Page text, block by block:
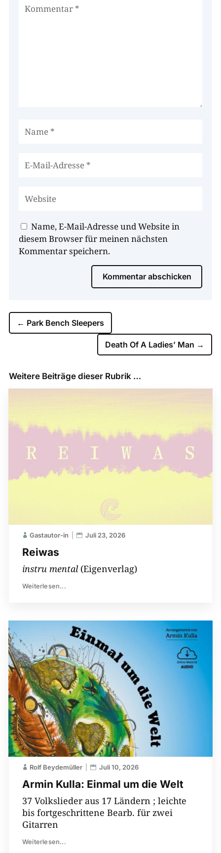
Name, E-Mail-Adresse und Website in
diesem Browser für meinen nächsten
Kommentar speichern.
Kommentar abschicken
← Park Bench Sleepers
Death Of A Ladies’ Man →
Weitere Beiträge dieser Rubrik …
Reiwas
Gastautor-in Juli 23, 2026
instru mental(Eigenverlag)
Weiterlesen...
Armin Kulla: Einmal um die Welt
Rolf Beydemüller Juli 10, 2026
37 Volkslieder aus 17 Ländern ; leichte
bis fortgeschrittene Bearb. für zwei
Gitarren
Weiterlesen...